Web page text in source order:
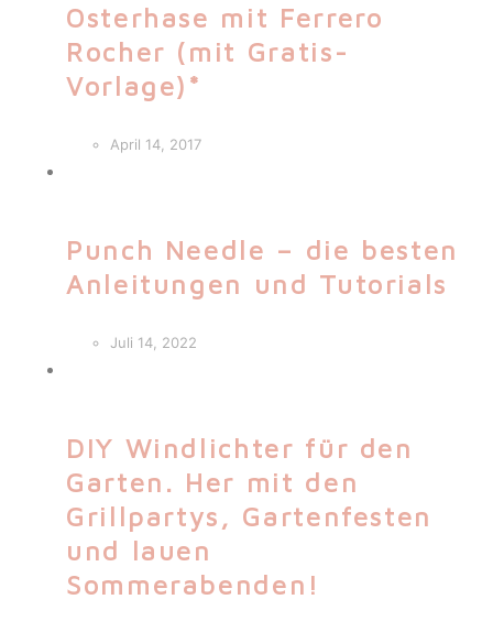
Osterhase mit Ferrero
Rocher (mit Gratis-
Vorlage)*
April 14, 2017
Punch Needle – die besten
Anleitungen und Tutorials
Juli 14, 2022
DIY Windlichter für den
Garten. Her mit den
Grillpartys, Gartenfesten
und lauen
Sommerabenden!